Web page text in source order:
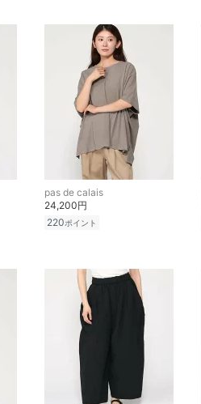
pas de calais
24,200円
220ポイント